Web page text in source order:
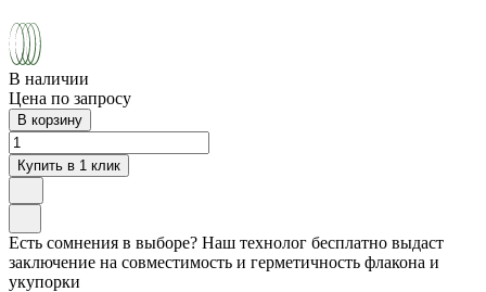
В наличии
Цена по запросу
В корзину
Купить в 1 клик
Есть сомнения в выборе? Наш технолог бесплатно выдаст
заключение на совместимость и герметичность флакона и
укупорки